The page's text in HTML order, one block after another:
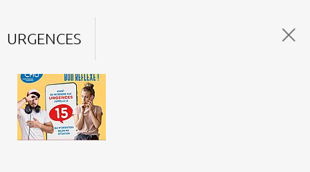
URGENCES